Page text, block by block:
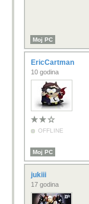
Moj PC
EricCartman
10 godina
OFFLINE
Moj PC
jukiii
17 godina